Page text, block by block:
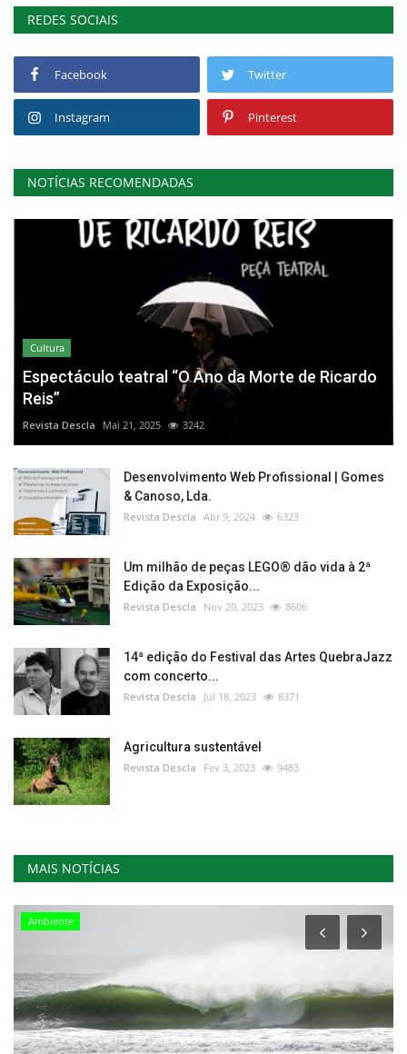
REDES SOCIAIS
Facebook Twitter
Instagram Pinterest
NOTÍCIAS RECOMENDADAS
Cultura
Espectáculo teatral “O Ano da Morte de Ricardo
Reis”
Revista Descla Mai 21, 2025 3242
Desenvolvimento Web Profissional | Gomes
& Canoso, Lda.
Revista Descla Abr 9, 2024 6323
Um milhão de peças LEGO® dão vida à 2ª
Edição da Exposição...
Revista Descla Nov 20, 2023 8606
14ª edição do Festival das Artes QuebraJazz
com concerto...
Revista Descla Jul 18, 2023 8371
Agricultura sustentável
Revista Descla Fev 3, 2023 9483
MAIS NOTÍCIAS
Ambiente